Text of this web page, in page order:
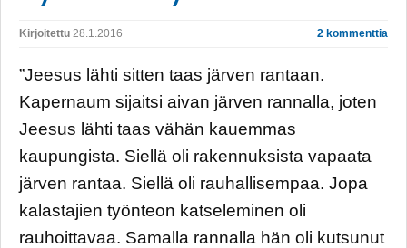
Kirjoitettu 28.1.2016 2 kommenttia
”Jeesus lähti sitten taas järven rantaan.
Kapernaum sijaitsi aivan järven rannalla, joten
Jeesus lähti taas vähän kauemmas
kaupungista. Siellä oli rakennuksista vapaata
järven rantaa. Siellä oli rauhallisempaa. Jopa
kalastajien työnteon katseleminen oli
rauhoittavaa. Samalla rannalla hän oli kutsunut